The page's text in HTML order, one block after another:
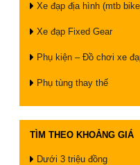
Xe đạp địa hình (mtb
Xe đạp Fixed Gear
Phụ kiện – Đồ chơi xe
Phụ tùng thay thế
TÌM THEO KHOẢNG GIÁ
Dưới 3 triệu đồng